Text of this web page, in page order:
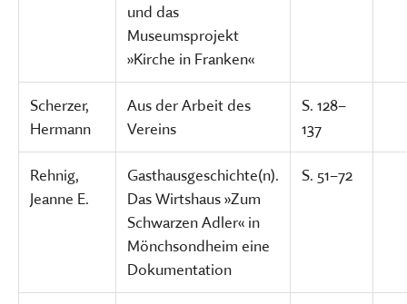
und das
Museumsprojekt
»Kirche in Franken«
Scherzer,
Hermann
Aus der Arbeit des
Vereins
S. 128–
137
Rehnig,
Jeanne E.
Gasthausgeschichte(n).
Das Wirtshaus »Zum
Schwarzen Adler« in
Mönchsondheim ­eine
Dokumentation
S. 51–72